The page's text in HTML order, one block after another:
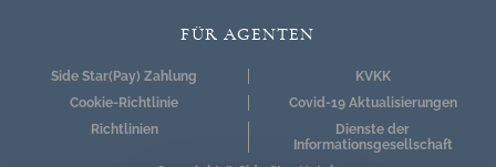
FÜR AGENTEN
Side Star(Pay) Zahlung
KVKK
Cookie-Richtlinie
Covid-19 Aktualisierungen
Richtlinien
Dienste der
Informationsgesellschaft